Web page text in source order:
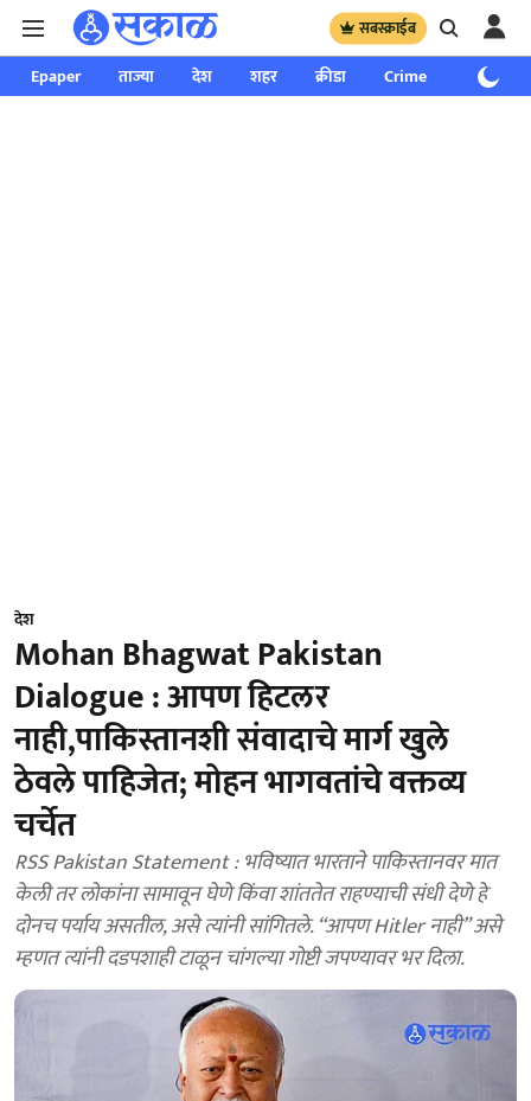
सबस्क्राईब
Epaper ताज्या देश शहर क्रीडा Crime साप्ताहिक
देश
Mohan Bhagwat Pakistan
Dialogue : आपण हिटलर
नाही,पाकिस्तानशी संवादाचे मार्ग खुले
ठेवले पाहिजेत; मोहन भागवतांचे वक्तव्य
चर्चेत
RSS Pakistan Statement : भविष्यात भारताने पाकिस्तानवर मात
केली तर लोकांना सामावून घेणे किंवा शांततेत राहण्याची संधी देणे हे
दोनच पर्याय असतील, असे त्यांनी सांगितले. “आपण Hitler नाही” असे
म्हणत त्यांनी दडपशाही टाळून चांगल्या गोष्टी जपण्यावर भर दिला.